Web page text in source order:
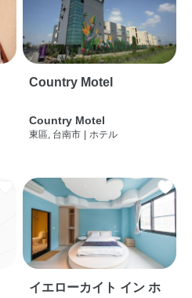
Country Motel
Country Motel
東區, 台南市 | ホテル
イエローカイト イン ホ